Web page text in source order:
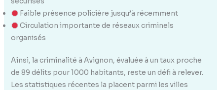
Faible présence policière jusqu’à récemment
Circulation importante de réseaux criminels
organisés
Ainsi, la criminalité à Avignon, évaluée à un taux proche
de 89 délits pour 1000 habitants, reste un défi à relever.
Les statistiques récentes la placent parmi les villes